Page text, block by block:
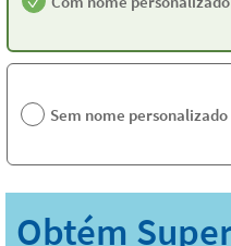
Sem nome personalizado